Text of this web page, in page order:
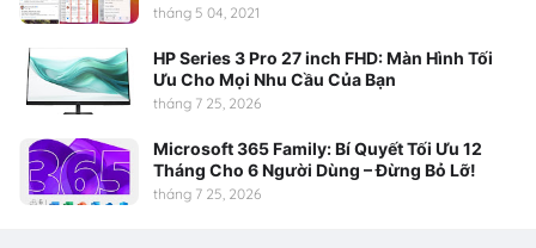
tháng 5 04, 2021
HP Series 3 Pro 27 inch FHD: Màn Hình Tối
Ưu Cho Mọi Nhu Cầu Của Bạn
tháng 7 25, 2026
Microsoft 365 Family: Bí Quyết Tối Ưu 12
Tháng Cho 6 Người Dùng – Đừng Bỏ Lỡ!
tháng 7 25, 2026